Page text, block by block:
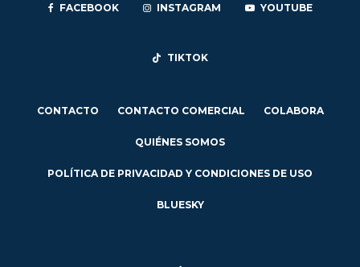
FACEBOOK INSTAGRAM YOUTUBE
TIKTOK
CONTACTO CONTACTO COMERCIAL COLABORA
QUIÉNES SOMOS
POLÍTICA DE PRIVACIDAD Y CONDICIONES DE USO
BLUESKY